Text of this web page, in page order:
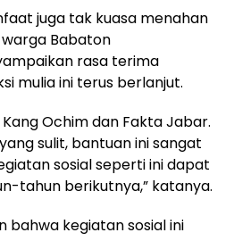
juga tak kuasa menahan
Babaton
rasa terima
mulia ini terus berlanjut.
Ochim dan Fakta Jabar.
sulit, bantuan ini sangat
sosial seperti ini dapat
tahun berikutnya,” katanya.
bahwa kegiatan sosial ini